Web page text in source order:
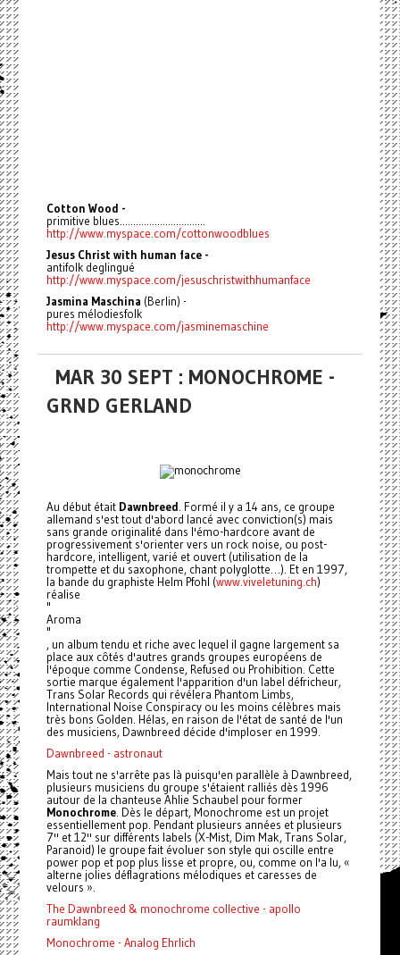
Cotton Wood -
primitive blues................................
http://www.myspace.com/cottonwoodblues
Jesus Christ with human face -
antifolk deglingué
http://www.myspace.com/jesuschristwithhumanface
Jasmina Maschina (Berlin) -
pures mélodiesfolk
http://www.myspace.com/jasminemaschine
MAR 30 SEPT : MONOCHROME -
GRND GERLAND
Au début était Dawnbreed . Formé il y a 14 ans, ce groupe
allemand s'est tout d'abord lancé avec conviction(s) mais
sans grande originalité dans l'émo-hardcore avant de
progressivement s'orienter vers un rock noise, ou post-
hardcore, intelligent, varié et ouvert (utilisation de la
trompette et du saxophone, chant polyglotte…). Et en 1997,
la bande du graphiste Helm Pfohl (www.viveletuning.ch)
réalise
"
Aroma
"
, un album tendu et riche avec lequel il gagne largement sa
place aux côtés d'autres grands groupes européens de
l'époque comme Condense, Refused ou Prohibition. Cette
sortie marque également l'apparition d'un label défricheur,
Trans Solar Records qui révélera Phantom Limbs,
International Noise Conspiracy ou les moins célèbres mais
très bons Golden. Hélas, en raison de l'état de santé de l'un
des musiciens, Dawnbreed décide d'imploser en 1999.
Dawnbreed - astronaut
Mais tout ne s'arrête pas là puisqu'en parallèle à Dawnbreed,
plusieurs musiciens du groupe s'étaient ralliés dès 1996
autour de la chanteuse Ahlie Schaubel pour former
Monochrome. Dès le départ, Monochrome est un projet
essentiellement pop. Pendant plusieurs années et plusieurs
7'' et 12'' sur différents labels (X-Mist, Dim Mak, Trans Solar,
Paranoid) le groupe fait évoluer son style qui oscille entre
power pop et pop plus lisse et propre, ou, comme on l'a lu, «
alterne jolies déflagrations mélodiques et caresses de
velours ».
The Dawnbreed & monochrome collective - apollo
raumklang
Monochrome - Analog Ehrlich